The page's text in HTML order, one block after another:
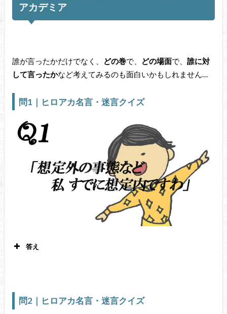
アカデミア
誰が言ったかだけでなく、 どの巻で、 どの場面で、 誰に対
して言ったかなど考えてみるのも面白いかもしれません…
問1｜ヒロアカ名言・迷言クイズ
答え
問2｜ヒロアカ名言・迷言クイズ